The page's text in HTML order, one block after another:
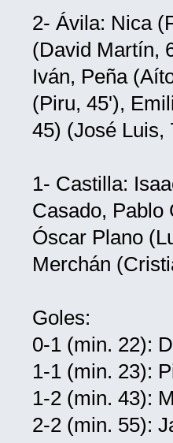
2- Ávila: Nica
(David Martín,
Iván, Peña
(Piru, 45'),
45) (José Luis,
1- Castilla:
Casado, Pablo
Óscar Plano
Merchán
Goles:
0-1 (min. 22):
1-1 (min. 23):
1-2 (min. 43):
2-2 (min. 55):